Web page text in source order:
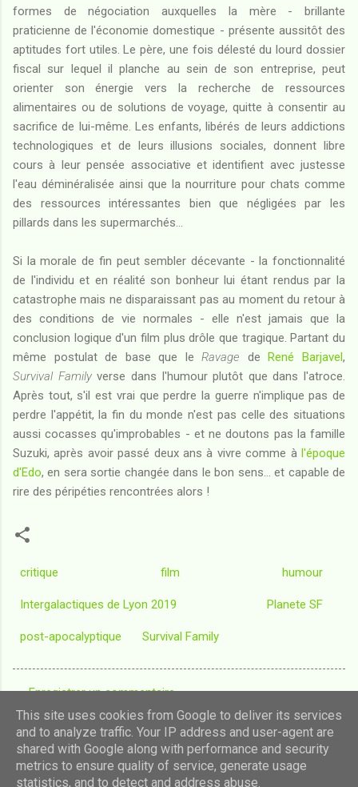
formes de négociation auxquelles la mère - brillante
praticienne de l'économie domestique - présente aussitôt des
aptitudes fort utiles. Le père, une fois délesté du lourd dossier
fiscal sur lequel il planche au sein de son entreprise, peut
orienter son énergie vers la recherche de ressources
alimentaires ou de solutions de voyage, quitte à consentir au
sacrifice de lui-même. Les enfants, libérés de leurs addictions
technologiques et de leurs illusions sociales, donnent libre
cours à leur pensée associative et identifient avec justesse
l'eau déminéralisée ainsi que la nourriture pour chats comme
des ressources intéressantes bien que négligées par les
pillards dans les supermarchés...
Si la morale de fin peut sembler décevante - la fonctionnalité
de l'individu et en réalité son bonheur lui étant rendus par la
catastrophe mais ne disparaissant pas au moment du retour à
des conditions de vie normales - elle n'est jamais que la
conclusion logique d'un film plus drôle que tragique. Partant du
même postulat de base que leRavage deRené Barjavel,
Survival Familyverse dans l'humour plutôt que dans l'atroce.
Après tout, s'il est vrai que perdre la guerre n'implique pas de
perdre l'appétit, la fin du monde n'est pas celle des situations
aussi cocasses qu'improbables - et ne doutons pas la famille
Suzuki, après avoir passé deux ans à vivre comme à l'époque
d'Edo, en sera sortie changée dans le bon sens... et capable de
rire des péripéties rencontrées alors !
critique film humour
Intergalactiques de Lyon 2019 Planete SF
post-apocalyptique Survival Family
C
o
m
m
Enregistrer un commentaire
Fourni par Blogger
This site uses cookies from Google to deliver its services
and to analyze traffic. Your IP address and user-agent are
shared with Google along with performance and security
metrics to ensure quality of service, generate usage
statistics, and to detect and address abuse.